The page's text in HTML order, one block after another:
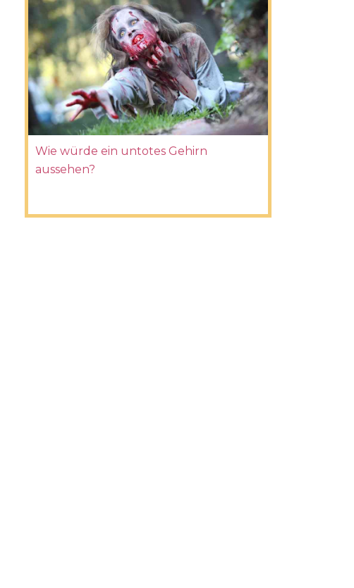
Wie würde ein untotes Gehirn
aussehen?